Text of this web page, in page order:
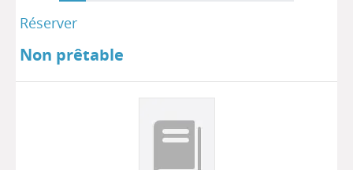
Réserver
Non prêtable